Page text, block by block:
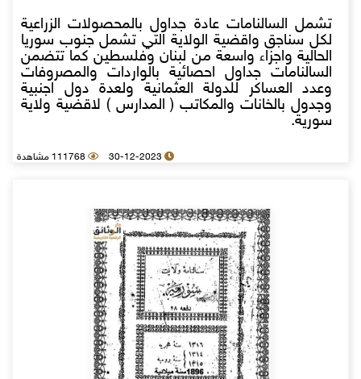
تشمل السالنامات عادة جداول بالمحصولات الزراعية
لكل سناجق واقضية الولاية التي تشمل جنوب سوريا
الحالية واجزاء واسعة من لبنان وفلسطين كما تتضمن
السالنامات جداول احصائية بالواردات والمصروفات
وعدد العساكر للدولة العثمانية ولعدة دول اجنبية
وجدول بالخانات والمكاتب ( المدارس ) لاقضية ولاية
سورية.
30-12-2023 111768 مشاهدة